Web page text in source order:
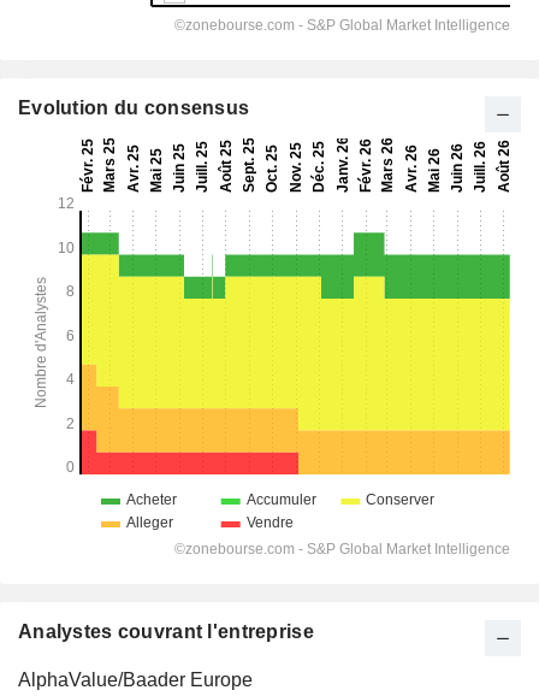
Evolution du consensus
Analystes couvrant l'entreprise
AlphaValue/Baader Europe